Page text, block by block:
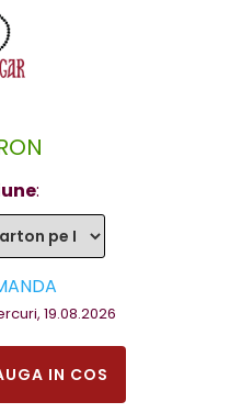
:
19.08.2026
IN COS